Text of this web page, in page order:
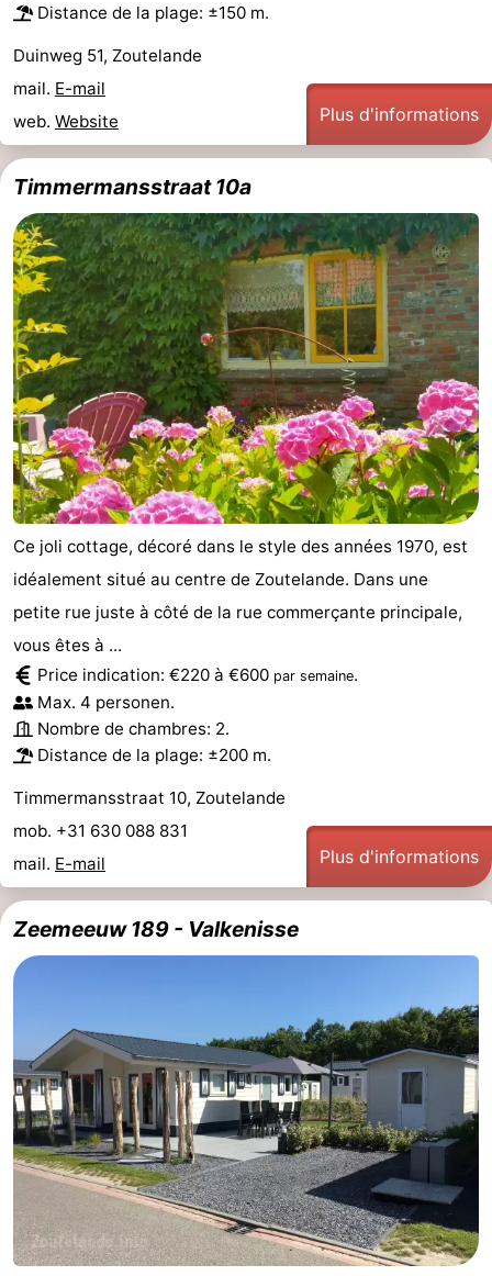
Distance de la plage: ±150 m.
Duinweg 51, Zoutelande
mail. E-mail
web. Website Plus d'informations
Timmermansstraat 10a
Ce joli cottage, décoré dans le style des années 1970, est
idéalement situé au centre de Zoutelande. Dans une
petite rue juste à côté de la rue commerçante principale,
vous êtes à ...
Price indication: €220 à €600 par semaine.
Max. 4 personen.
Nombre de chambres: 2.
Distance de la plage: ±200 m.
Timmermansstraat 10, Zoutelande
mob. +31 630 088 831
mail. E-mail Plus d'informations
Zeemeeuw 189 - Valkenisse